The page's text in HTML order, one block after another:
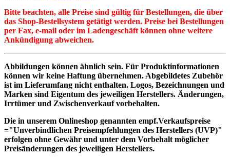
Bitte beachten, alle Preise sind gültig für Bestellungen, die über
das Shop-Bestellsystem getätigt werden. Preise bei Bestellungen
per Fax, e-mail oder im Ladengeschäft können ohne weitere
Ankündigung abweichen.
Abbildungen können ähnlich sein. Für Produktinformationen
können wir keine Haftung übernehmen. Abgebildetes Zubehör
ist im Lieferumfang nicht enthalten. Logos, Bezeichnungen und
Marken sind Eigentum des jeweiligen Herstellers. Änderungen,
Irrtümer und Zwischenverkauf vorbehalten.
Die in unserem Onlineshop genannten empf.Verkaufspreise
="Unverbindlichen Preisempfehlungen des Herstellers (UVP)"
erfolgen ohne Gewähr und unter dem Vorbehalt möglicher
Preisänderungen des jeweiligen Herstellers.